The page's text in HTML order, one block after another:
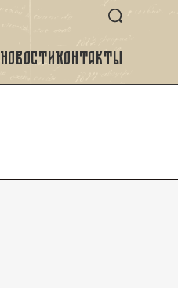
НовостиКонтакты